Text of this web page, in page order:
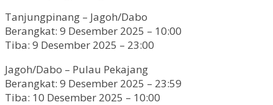
Tanjungpinang – Jagoh/Dabo
Berangkat: 9 Desember 2025 – 10:00
Tiba: 9 Desember 2025 – 23:00
Jagoh/Dabo – Pulau Pekajang
Berangkat: 9 Desember 2025 – 23:59
Tiba: 10 Desember 2025 – 10:00